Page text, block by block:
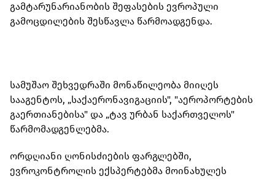
გამტარუნარიანობის შეფასების ევროპული
გამოცდილების შესწავლა წარმოადგენდა.
სამუშაო შეხვედრაში მონაწილეობა მიიღეს
სააგენტოს, „საქაერონავიგაციის", "აეროპორტების
გაერთიანებისა" და „ტავ ურბან საქართველოს"
წარმომადგენლებმა.
ორდღიანი ღონისძიების ფარგლებში,
ევროკონტროლის ექსპერტებმა მოინახულეს